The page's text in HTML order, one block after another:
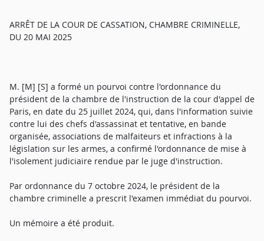
ARRÊT DE LA COUR DE CASSATION, CHAMBRE CRIMINELLE,
DU 20 MAI 2025
M. [M] [S] a formé un pourvoi contre l'ordonnance du
président de la chambre de l'instruction de la cour d'appel de
Paris, en date du 25 juillet 2024, qui, dans l'information suivie
contre lui des chefs d'assassinat et tentative, en bande
organisée, associations de malfaiteurs et infractions à la
législation sur les armes, a confirmé l'ordonnance de mise à
l'isolement judiciaire rendue par le juge d'instruction.
Par ordonnance du 7 octobre 2024, le président de la
chambre criminelle a prescrit l'examen immédiat du pourvoi.
Un mémoire a été produit.